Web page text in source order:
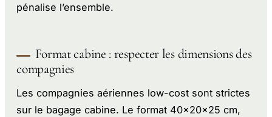
pénalise l’ensemble.
Format cabine : respecter les dimensions des
compagnies
Les compagnies aériennes low-cost sont strictes
sur le bagage cabine. Le format 40x20x25 cm,